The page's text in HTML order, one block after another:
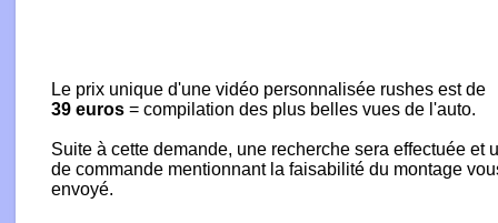
Le prix unique d'une vidéo personnalisée rushes est de
39 euros = compilation des plus belles vues de l'auto.
Suite à cette demande, une recherche sera effectuée et
de commande mentionnant la faisabilité du montage
envoyé.